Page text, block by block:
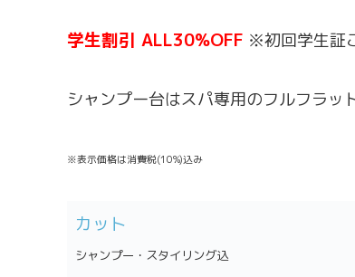
学生割引 ALL30%OFF ※初回学生証
シャンプー台はスパ専用のフルフラッ
※表示価格は消費税(10%)込み
カット
シャンプー・スタイリング込